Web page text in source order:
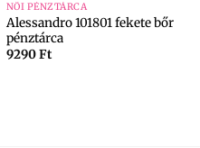
NŐI PÉNZTÁRCA
Alessandro 101801 fekete bőr
pénztárca
9290Ft